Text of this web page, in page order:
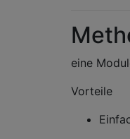
eine
Vorteile